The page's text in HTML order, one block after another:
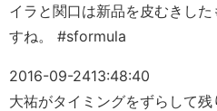
イラと関口は新品を皮むきし
すね。 #sformula
2016-09-2413:48:40
大祐がタイミングをずらして